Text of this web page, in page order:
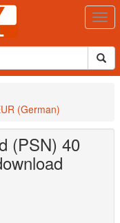
(German)
(PSN) 40